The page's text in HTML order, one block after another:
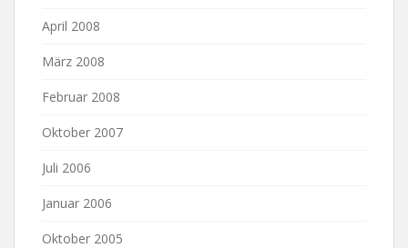
April 2008
März 2008
Februar 2008
Oktober 2007
Juli 2006
Januar 2006
Oktober 2005